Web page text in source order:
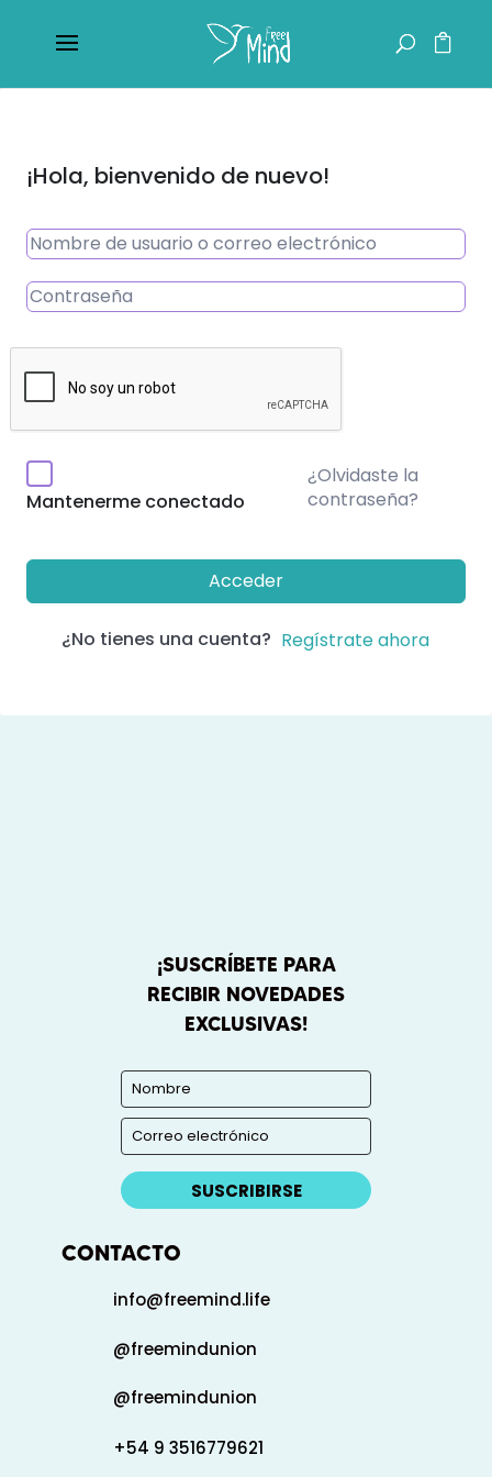
¡Hola, bienvenido de nuevo!
Mantenerme conectado
¿Olvidaste la
contraseña?
Acceder
¿No tienes una cuenta? Regístrate ahora
¡SUSCRÍBETE PARA
RECIBIR NOVEDADES
EXCLUSIVAS!
SUSCRIBIRSE
CONTACTO
info@freemind.life
@freemindunion
@freemindunion
+54 9 3516779621